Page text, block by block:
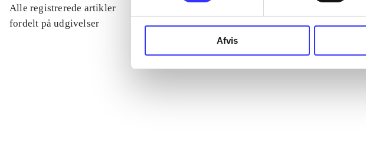
Afvis
Alle registrerede artikler
fordelt på udgivelser